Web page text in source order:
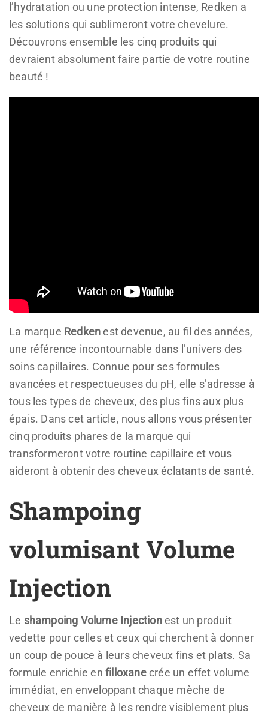
l’hydratation ou une protection intense, Redken a
les solutions qui sublimeront votre chevelure.
Découvrons ensemble les cinq produits qui
devraient absolument faire partie de votre routine
beauté !
La marque Redkenest devenue, au fil des années,
une référence incontournable dans l’univers des
soins capillaires. Connue pour ses formules
avancées et respectueuses du pH, elle s’adresse à
tous les types de cheveux, des plus fins aux plus
épais. Dans cet article, nous allons vous présenter
cinq produits phares de la marque qui
transformeront votre routine capillaire et vous
aideront à obtenir des cheveux éclatants de santé.
Shampoing
volumisant Volume
Injection
Le shampoing Volume Injectionest un produit
vedette pour celles et ceux qui cherchent à donner
un coup de pouce à leurs cheveux fins et plats. Sa
formule enrichie en filloxanecrée un effet volume
immédiat, en enveloppant chaque mèche de
cheveux de manière à les rendre visiblement plus